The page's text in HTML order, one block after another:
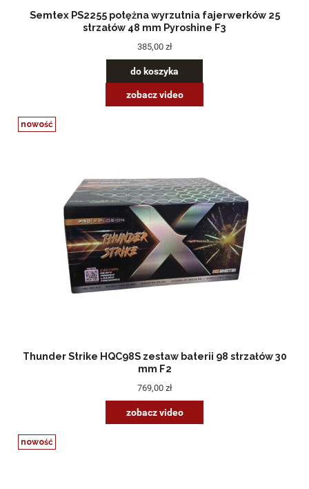
Semtex PS2255 potężna wyrzutnia fajerwerków 25
strzałów 48 mm Pyroshine F3
385,00 zł
do koszyka
zobacz video
Thunder Strike HQC98S zestaw baterii 98 strzałów 30
mm F2
769,00 zł
zobacz video
nowość
nowość